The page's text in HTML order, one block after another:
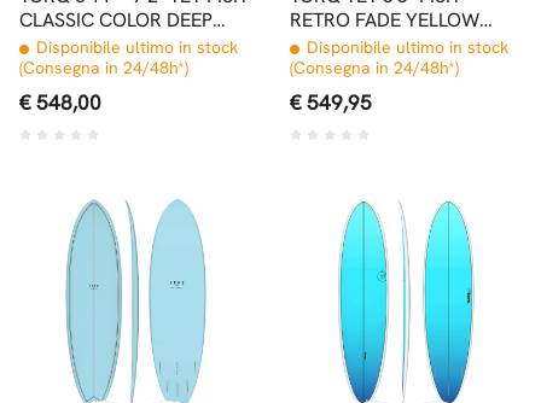
CLASSIC COLOR DEEP
TURQUOISE
Disponibile ultimo in stock
(Consegna in 24/48h*)
€ 548,00
RETRO FADE YELLOW
ORANGE
Disponibile ultimo in stock
(Consegna in 24/48h*)
€ 549,95